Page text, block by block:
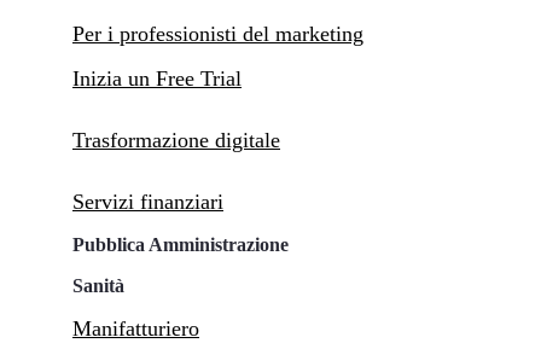
Per i professionisti del marketing
Inizia un Free Trial
Trasformazione digitale
Servizi finanziari
Pubblica Amministrazione
Sanità
Manifatturiero